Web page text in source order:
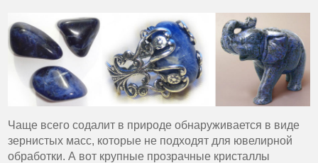
Чаще всего содалит в природе обнаруживается в виде
зернистых масс, которые не подходят для ювелирной
обработки. А вот крупные прозрачные кристаллы